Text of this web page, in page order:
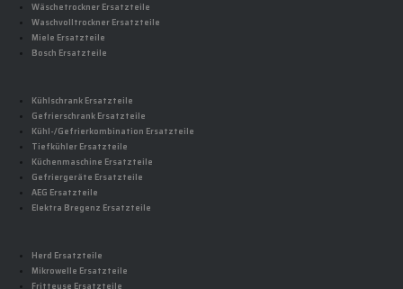
Wäschetrockner Ersatzteile
Waschvolltrockner Ersatzteile
Miele Ersatzteile
Bosch Ersatzteile
Kühlschrank Ersatzteile
Gefrierschrank Ersatzteile
Kühl-/Gefrierkombination Ersatzteile
Tiefkühler Ersatzteile
Küchenmaschine Ersatzteile
Gefriergeräte Ersatzteile
AEG Ersatzteile
Elektra Bregenz Ersatzteile
Herd Ersatzteile
Mikrowelle Ersatzteile
Fritteuse Ersatzteile